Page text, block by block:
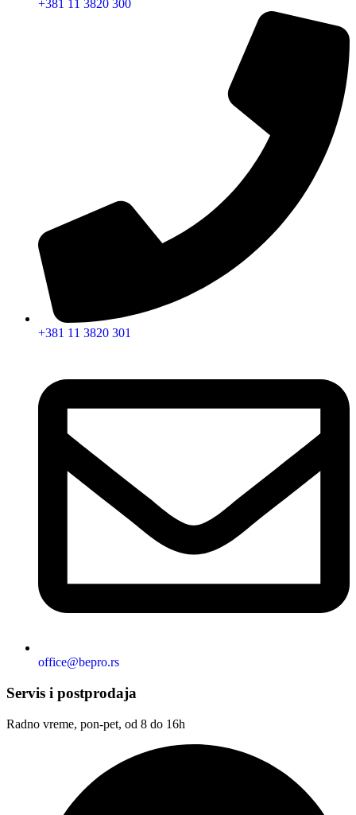
+381 11 3820 300
+381 11 3820 301
office@bepro.rs
Servis i postprodaja
Radno vreme, pon-pet, od 8 do 16h